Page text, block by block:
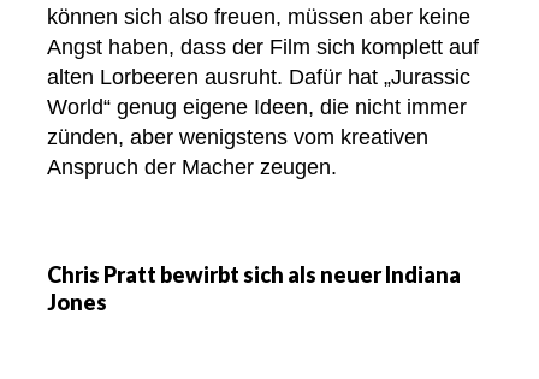
können sich also freuen, müssen aber keine
Angst haben, dass der Film sich komplett auf
alten Lorbeeren ausruht. Dafür hat „Jurassic
World“ genug eigene Ideen, die nicht immer
zünden, aber wenigstens vom kreativen
Anspruch der Macher zeugen.
Chris Pratt bewirbt sich als neuer Indiana
Jones